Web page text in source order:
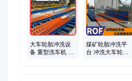
大车轮胎冲洗设
备 重型洗车机 煤
煤矿轮胎冲洗平
台 冲洗大车轮胎